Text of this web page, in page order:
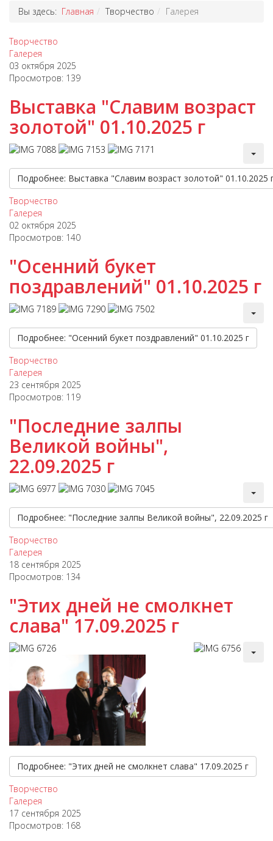
Вы здесь: Главная Творчество Галерея
Творчество
Галерея
03 октября 2025
Просмотров: 139
Выставка "Славим возраст
золотой" 01.10.2025 г
Подробнее: Выставка "Славим возраст золотой" 01.10.2025
Творчество
Галерея
02 октября 2025
Просмотров: 140
"Осенний букет
поздравлений" 01.10.2025 г
Подробнее: "Осенний букет поздравлений" 01.10.2025 г
Творчество
Галерея
23 сентября 2025
Просмотров: 119
"Последние залпы
Великой войны",
22.09.2025 г
Подробнее: "Последние залпы Великой войны", 22.09.2025 г
Творчество
Галерея
18 сентября 2025
Просмотров: 134
"Этих дней не смолкнет
слава" 17.09.2025 г
Подробнее: "Этих дней не смолкнет слава" 17.09.2025 г
Творчество
Галерея
17 сентября 2025
Просмотров: 168